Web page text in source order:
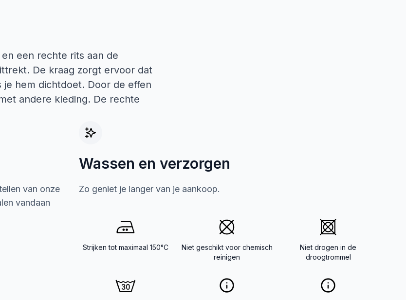
een rechte rits aan de
De kraag zorgt ervoor dat
hem dichtdoet. Door de effen
andere kleding. De rechte
van onze
vandaan
Wassen en verzorgen
Zo geniet je langer van je aankoop.
Strijken tot maximaal 150°C
Niet geschikt voor chemisch
reinigen
Niet drogen in de
droogtrommel